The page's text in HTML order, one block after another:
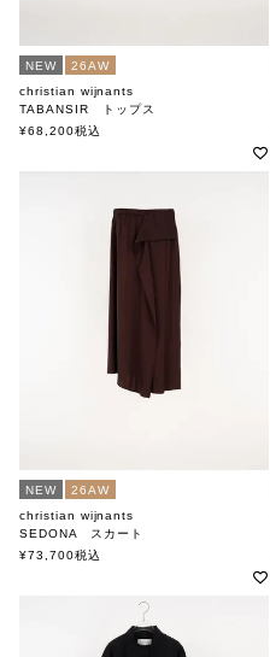
NEW
26AW
christian wijnants
TABANSIR トップス
クリスチャンワイナンツ
¥68,200税込
NEW
26AW
christian wijnants
SEDONA スカート
クリスチャンワイナンツ
¥73,700税込